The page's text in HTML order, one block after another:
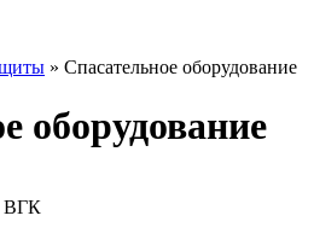
» Спасательное оборудование
оборудование
ВГК